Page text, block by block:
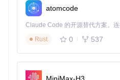
克隆完成后，记得查看项目中
环境配置：让工具"各就各位"
成功获取项目后，需要进行简
家具，按照说明书操作就能顺
赖安装命令：
atomcode
Rust
0 537
MiniMax-H3